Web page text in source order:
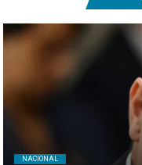
NACIONAL